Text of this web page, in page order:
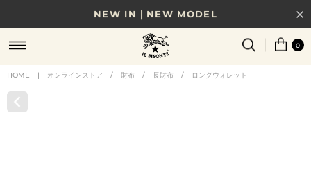
NEW IN｜NEW MODEL
8/17(月)10時まで｜税込11,000円以上で送料無料
贈る相手やシーンから選べる、新しいギフトガイド
0
HOME | オンラインストア / 財布 / 長財布 / ロングウォレット